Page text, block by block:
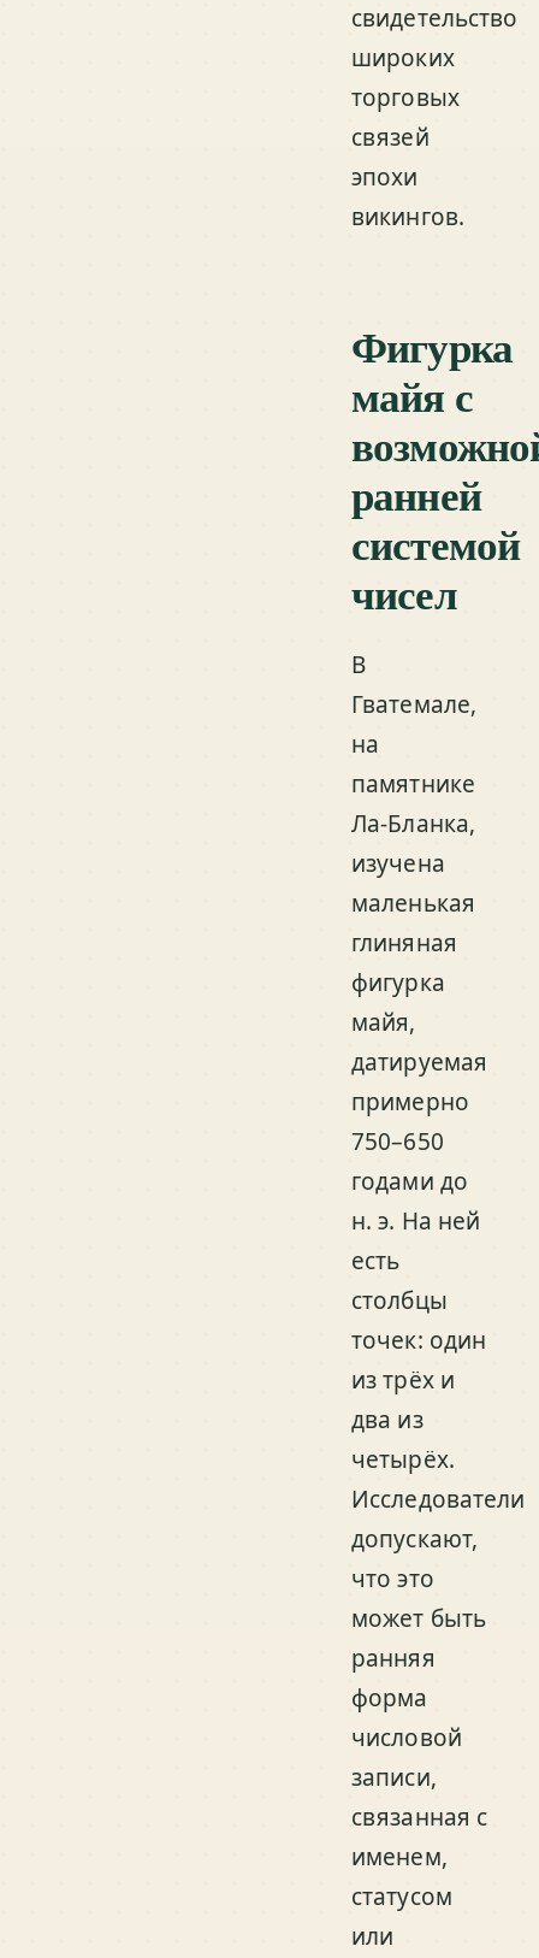
свидетельство
широких
торговых
связей
эпохи
викингов.
Фигурка
майя с
ранней
системой
чисел
В
Гватемале,
на
памятнике
Ла-Бланка,
изучена
маленькая
глиняная
фигурка
майя,
датируемая
примерно
750–650
годами до
н. э. На ней
есть
столбцы
точек: один
из трёх и
два из
четырёх.
Исследователи
допускают,
что это
может быть
ранняя
форма
числовой
записи,
связанная с
именем,
статусом
или